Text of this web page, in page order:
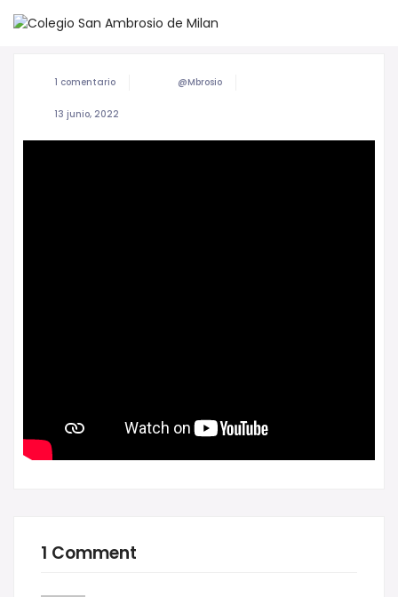
1 comentario @mbrosio
13 junio, 2022
1 Comment